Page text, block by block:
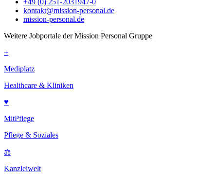
+49 (0) 251-2031947-0
kontakt@mission-personal.de
mission-personal.de
Weitere Jobportale der Mission Personal Gruppe
+
Mediplatz
Healthcare & Kliniken
♥
MitPflege
Pflege & Soziales
⚖
Kanzleiwelt